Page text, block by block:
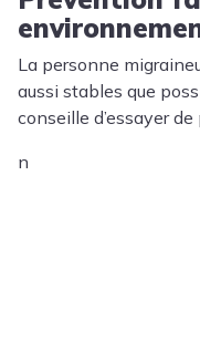
La personne
aussi stables que
conseille d’essayer
n